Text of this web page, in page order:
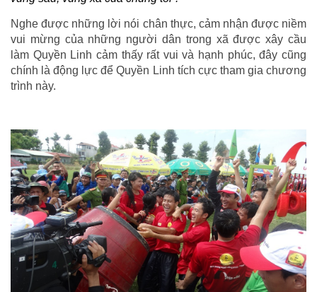
Nghe được những lời nói chân thực, cảm nhận được niềm
vui mừng của những người dân trong xã được xây cầu
làm Quyền Linh cảm thấy rất vui và hạnh phúc, đây cũng
chính là động lực để Quyền Linh tích cực tham gia chương
trình này.